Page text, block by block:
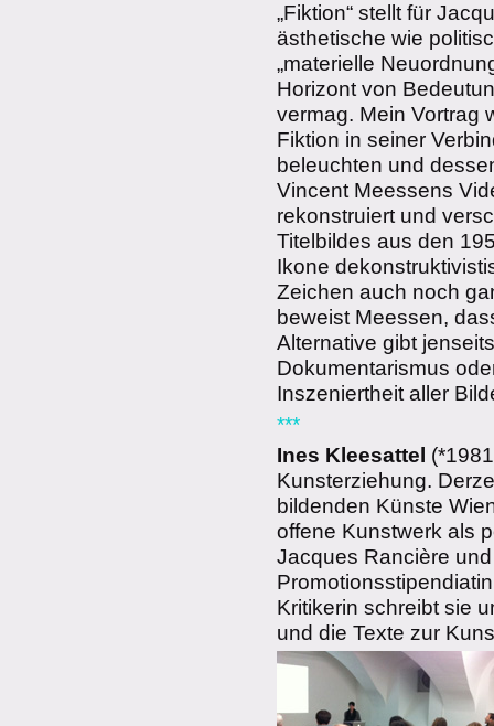
„Fiktion“ stellt für
ästhetische wie
„materielle
Horizont von
vermag. Mein Vortrag
Fiktion in seiner
beleuchten und
Vincent Meessens
rekonstruiert und
Titelbildes aus den
Ikone
Zeichen auch noch
beweist Meessen,
Alternative gibt
Dokumentarismus
Inszeniertheit aller
***
Ines Kleesattel
Kunsterziehung.
bildenden Künste
offene Kunstwerk als
Jacques Rancière
Kritikerin schreibt sie
und die Texte zur